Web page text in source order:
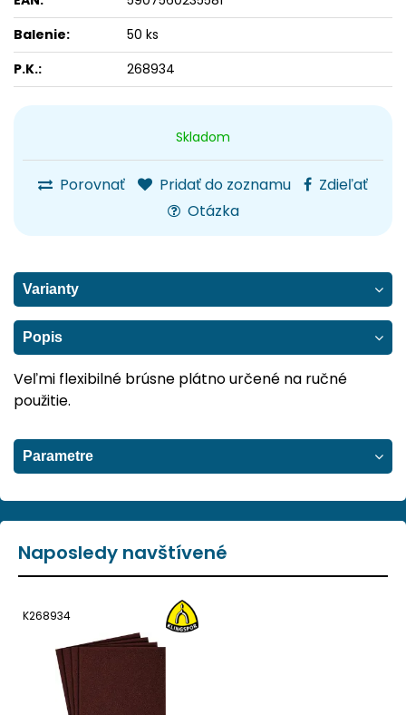
Skladom
Porovnať Pridať do zoznamu
Zdieľať
Otázka
Balenie:
50 ks
P.K.:
268934
Varianty
Popis
Veľmi flexibilné brúsne plátno určené na ručné
použitie.
Parametre
Naposledy navštívené
K268934